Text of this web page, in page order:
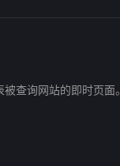
查询网站的即时页面。